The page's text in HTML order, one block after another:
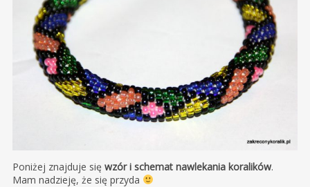
Poniżej znajduje się wzór i schemat nawlekania koralików.
Mam nadzieję, że się przyda